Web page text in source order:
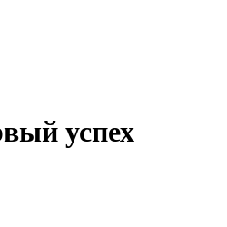
успех